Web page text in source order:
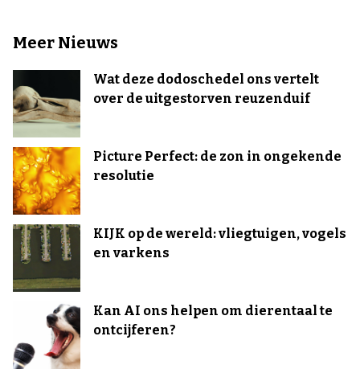
Meer Nieuws
Wat deze dodoschedel ons vertelt
over de uitgestorven reuzenduif
Picture Perfect: de zon in ongekende
resolutie
KIJK op de wereld: vliegtuigen, vogels
en varkens
Kan AI ons helpen om dierentaal te
ontcijferen?